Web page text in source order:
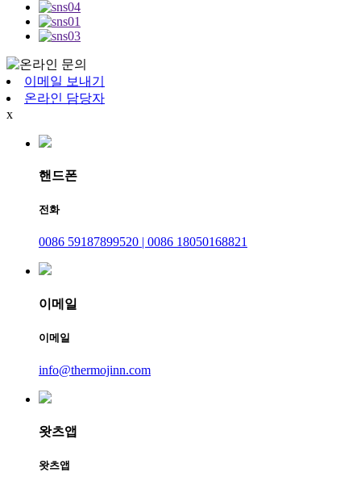
이메일 보내기
온라인 담당자
x
핸드폰
전화
0086 59187899520 | 0086 18050168821
이메일
이메일
info@thermojinn.com
왓츠앱
왓츠앱